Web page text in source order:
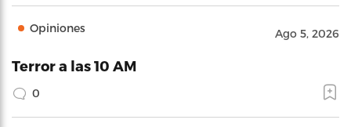
Opiniones Ago 5, 2026
Terror a las 10 AM
0